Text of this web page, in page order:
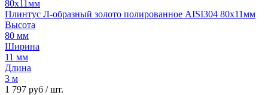
Плинтус Л-образный золото полированное AISI304 80х11мм
Высота
80 мм
Ширина
11 мм
Длина
3 м
1 797 руб / шт.